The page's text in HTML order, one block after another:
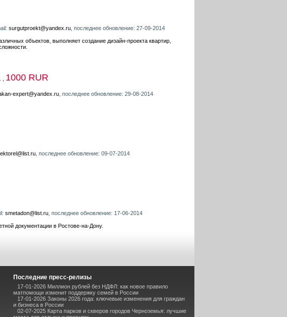
surgutproekt@yandex.ru , последнее обновление: 27-09-2014
объектов, выполняет создание дизайн-проекта квартир,
, 1000 RUR
expert@yandex.ru , последнее обновление: 29-08-2014
, последнее обновление: 09-07-2014
smetadon@list.ru , последнее обновление: 17-06-2014
документации в Ростове-на-Дону.
Последние пресс-релизы
17-01-2026 Миллион рублей без НДФЛ: как новое правило
матпомощи изменит поддержку семей в России
17-01-2026 Законы 2026 года: ключевые изменения для граждан
и бизнеса в России
02-07-2025 Карта парков и скверов городов Черноземья: лучшие